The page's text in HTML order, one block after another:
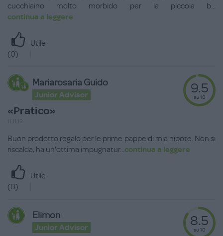
cucchiaino molto morbido per la piccola b...
continua a leggere
Utile
(0)
Mariarosaria Guido
Junior Advisor
«Pratico»
9.5
su 10
Buon prodotto regalo per le prime pappe di mia nipote. Non si
riscalda, ha un'ottima impugnatur...continua a leggere
Utile
(0)
Elimon
Junior Advisor 8.5
su 10